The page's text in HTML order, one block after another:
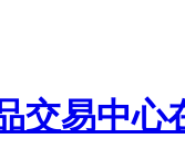
交易中